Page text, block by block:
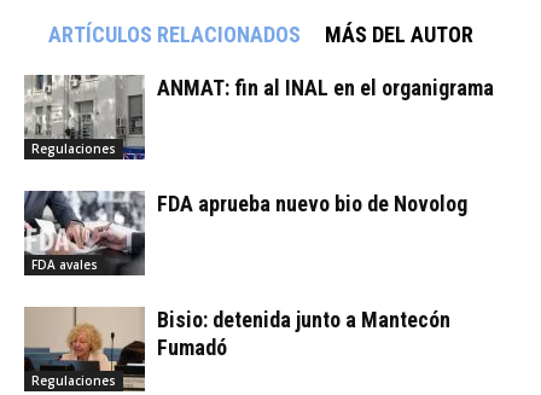
ARTÍCULOS RELACIONADOS MÁS DEL AUTOR
Regulaciones
ANMAT: fin al INAL en el organigrama
FDA avales
FDA aprueba nuevo bio de Novolog
Regulaciones
Bisio: detenida junto a Mantecón
Fumadó